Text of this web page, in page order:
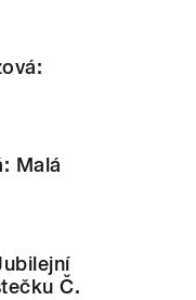
Malá
Č.